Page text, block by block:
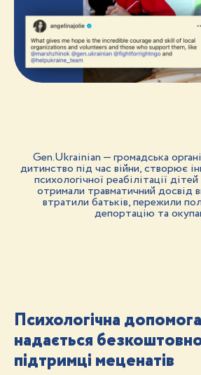
Gen.Ukrainian — громадська
дитинство під час війни, створює
психологічної реабілітації дітей
отримали травматичний досвід
втратили батьків, пережили
депортацію та
Психологічна
надається
підтримці меценатів